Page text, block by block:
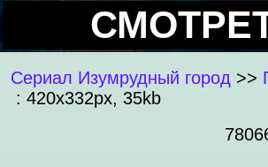
Сериал Изумрудный город >>
: 420x332px, 35kb